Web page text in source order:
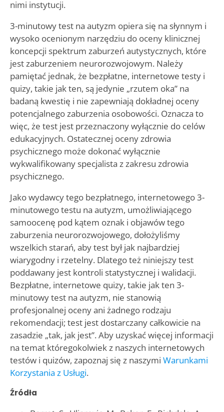
nimi instytucji.
3-minutowy test na autyzm opiera się na słynnym i
wysoko ocenionym narzędziu do oceny klinicznej
koncepcji spektrum zaburzeń autystycznych, które
jest zaburzeniem neurorozwojowym. Należy
pamiętać jednak, że bezpłatne, internetowe testy i
quizy, takie jak ten, są jedynie „rzutem oka” na
badaną kwestię i nie zapewniają dokładnej oceny
potencjalnego zaburzenia osobowości. Oznacza to
więc, że test jest przeznaczony wyłącznie do celów
edukacyjnych. Ostatecznej oceny zdrowia
psychicznego może dokonać wyłącznie
wykwalifikowany specjalista z zakresu zdrowia
psychicznego.
Jako wydawcy tego bezpłatnego, internetowego 3-
minutowego testu na autyzm, umożliwiającego
samoocenę pod kątem oznak i objawów tego
zaburzenia neurorozwojowego, dołożyliśmy
wszelkich starań, aby test był jak najbardziej
wiarygodny i rzetelny. Dlatego też niniejszy test
poddawany jest kontroli statystycznej i walidacji.
Bezpłatne, internetowe quizy, takie jak ten 3-
minutowy test na autyzm, nie stanowią
profesjonalnej oceny ani żadnego rodzaju
rekomendacji; test jest dostarczany całkowicie na
zasadzie „tak, jak jest”. Aby uzyskać więcej informacji
na temat któregokolwiek z naszych internetowych
testów i quizów, zapoznaj się z naszymi Warunkami
Korzystania z Usługi.
Źródła